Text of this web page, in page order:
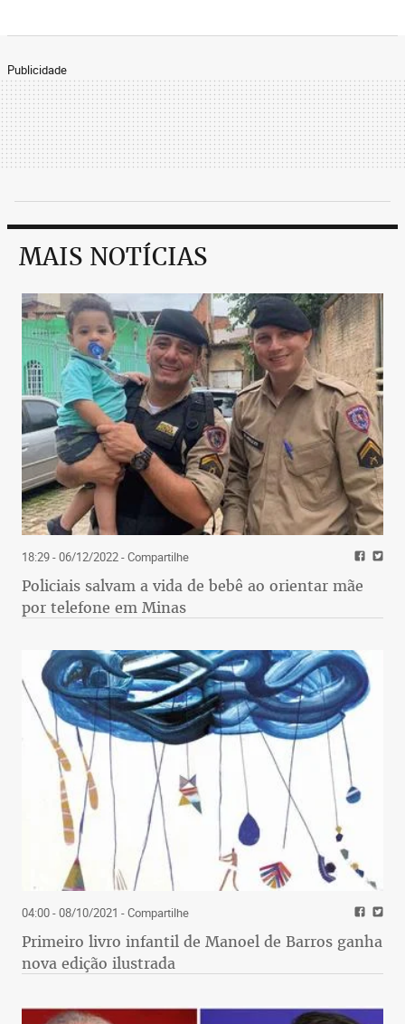
Publicidade
MAIS NOTÍCIAS
18:29 - 06/12/2022- Compartilhe
Policiais salvam a vida de bebê ao orientar mãe
por telefone em Minas
04:00 - 08/10/2021 - Compartilhe
Primeiro livro infantil de Manoel de Barros ganha
nova edição ilustrada